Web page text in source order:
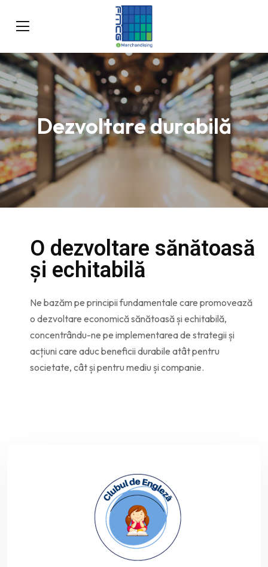
Dezvoltare durabilă
O dezvoltare sănătoasă
și echitabilă
Ne bazăm pe principii fundamentale care promovează
o dezvoltare economică sănătoasă și echitabilă,
concentrându-ne pe implementarea de strategii și
acțiuni care aduc beneficii durabile atât pentru
societate, cât și pentru mediu și companie.